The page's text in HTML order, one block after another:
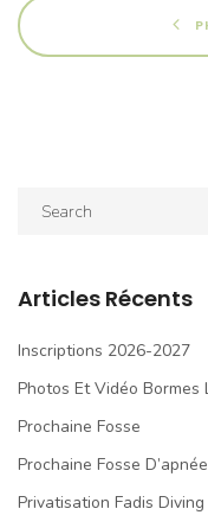
Articles Récents
Inscriptions 2026-2027
Photos Et Vidéo Bormes
Prochaine Fosse
Prochaine Fosse D’apnée
Privatisation Fadis Diving